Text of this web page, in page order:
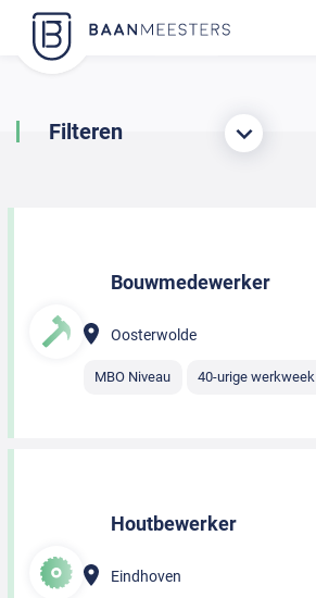
Filteren
Bouwmedewerker
Oosterwolde
MBO Niveau 40-urige werkweek
Houtbewerker
Eindhoven